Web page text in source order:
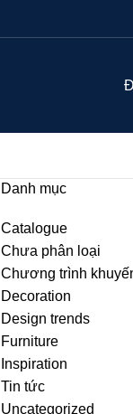
Danh mục
Catalogue
Chưa phân loại
Chương trình
Decoration
Design trends
Furniture
Inspiration
Tin tức
Uncategorized